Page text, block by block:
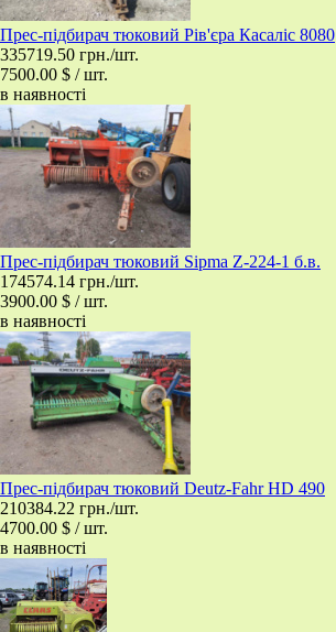
Прес-підбирач тюковий Рів'єра Касаліс 8080
335719.50 грн./шт.
7500.00 $ / шт.
в наявності
Прес-підбирач тюковий Sipma Z-224-1 б.в.
174574.14 грн./шт.
3900.00 $ / шт.
в наявності
​Прес-підбирач тюковий Deutz-Fahr HD 490
210384.22 грн./шт.
4700.00 $ / шт.
в наявності